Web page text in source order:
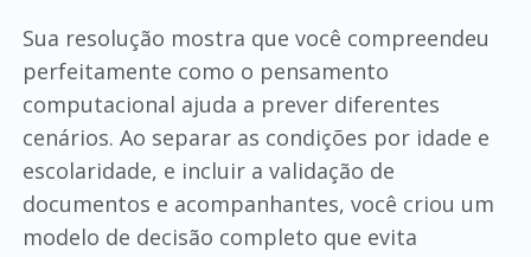
Sua resolução mostra que você compreendeu
perfeitamente como o pensamento
computacional ajuda a prever diferentes
cenários. Ao separar as condições por idade e
escolaridade, e incluir a validação de
documentos e acompanhantes, você criou um
modelo de decisão completo que evita